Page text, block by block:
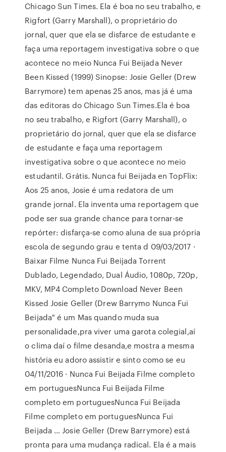
Chicago Sun Times. Ela é boa no seu trabalho, e
Rigfort (Garry Marshall), o proprietário do
jornal, quer que ela se disfarce de estudante e
faça uma reportagem investigativa sobre o que
acontece no meio Nunca Fui Beijada Never
Been Kissed (1999) Sinopse: Josie Geller (Drew
Barrymore) tem apenas 25 anos, mas já é uma
das editoras do Chicago Sun Times.Ela é boa
no seu trabalho, e Rigfort (Garry Marshall), o
proprietário do jornal, quer que ela se disfarce
de estudante e faça uma reportagem
investigativa sobre o que acontece no meio
estudantil. Grátis. Nunca fui Beijada en TopFlix:
Aos 25 anos, Josie é uma redatora de um
grande jornal. Ela inventa uma reportagem que
pode ser sua grande chance para tornar-se
repórter: disfarça-se como aluna de sua própria
escola de segundo grau e tenta d 09/03/2017 ·
Baixar Filme Nunca Fui Beijada Torrent
Dublado, Legendado, Dual Áudio, 1080p, 720p,
MKV, MP4 Completo Download Never Been
Kissed Josie Geller (Drew Barrymo Nunca Fui
Beijada" é um Mas quando muda sua
personalidade,pra viver uma garota colegial,aí
o clima daí o filme desanda,e mostra a mesma
história eu adoro assistir e sinto como se eu
04/11/2016 · Nunca Fui Beijada Filme completo
em portuguesNunca Fui Beijada Filme
completo em portuguesNunca Fui Beijada
Filme completo em portuguesNunca Fui
Beijada … Josie Geller (Drew Barrymore) está
pronta para uma mudança radical. Ela é a mais